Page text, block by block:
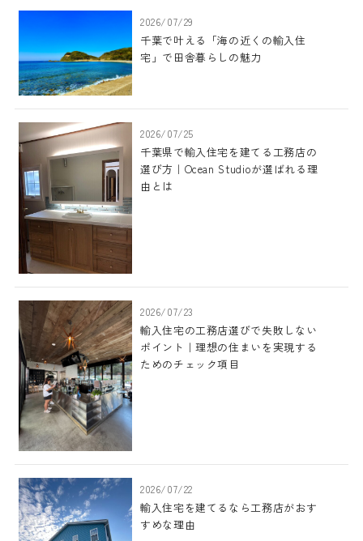
2026/07/29
千葉で叶える「海の近くの輸入住
宅」で田舎暮らしの魅力
2026/07/25
千葉県で輸入住宅を建てる工務店の
選び方｜Ocean Studioが選ばれる理
由とは
2026/07/23
輸入住宅の工務店選びで失敗しない
ポイント｜理想の住まいを実現する
ためのチェック項目
2026/07/22
輸入住宅を建てるなら工務店がおす
すめな理由